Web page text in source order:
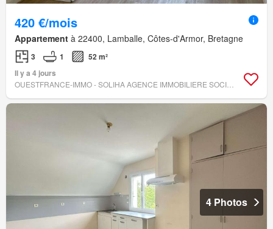
420 €/mois
Appartement à 22400, Lamballe, Côtes-d'Armor, Bretagne
3 1
52 m²
Il y a 4 jours
4 Photos